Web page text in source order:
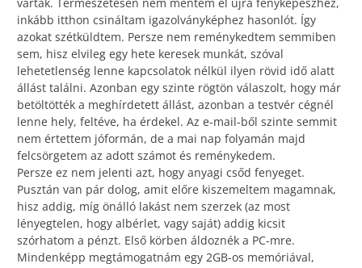
inkább itthon csináltam igazolványképhez hasonlót. Így
azokat szétküldtem. Persze nem reménykedtem semmiben
sem, hisz elvileg egy hete keresek munkát, szóval
lehetetlenség lenne kapcsolatok nélkül ilyen rövid idő alatt
állást találni. Azonban egy szinte rögtön válaszolt, hogy már
betöltötték a meghírdetett állást, azonban a testvér cégnél
lenne hely, feltéve, ha érdekel. Az e-mail-ből szinte semmit
nem értettem jóformán, de a mai nap folyamán majd
felcsörgetem az adott számot és reménykedem.
Persze ez nem jelenti azt, hogy anyagi csőd fenyeget.
Pusztán van pár dolog, amit előre kiszemeltem magamnak,
hisz addig, míg önálló lakást nem szerzek (az most
lényegtelen, hogy albérlet, vagy saját) addig kicsit
szórhatom a pénzt. Első körben áldoznék a PC-mre.
Mindenképp megtámogatnám egy 2GB-os memóriával,